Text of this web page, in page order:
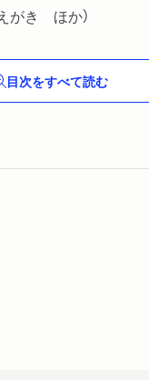
がき ほか）
目次をすべて読む